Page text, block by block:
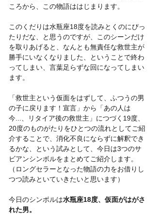
ころから、この物語ははじまります。
このくだりは水瓶座18度を読みとくのにぴっ
たりだな、と思うのですが、このシーンだけ
を取りあげると、なんとも無責任な救世主が
勝手にいなくなりました、ということで終わ
ってしまい、言葉足らずな回になってしまい
ます。
「救世主という仮面をはずして、ふつうの男
の子に戻ります！宣言」から「あの人は
今...、リタイア後の救世主」につづく19度、
20度のものがたりをひとつの流れとしてご紹
介することで、消化不良にならずに解釈でき
るかな、という試みとして、今日は3つのサ
ビアンシンボルをまとめてご紹介します。
（ロングセラーとなった物語の力をお借りし
つつ読みといていきたいと思います）
今日のシンボルは水瓶座18度、仮面がはがさ
れた男。